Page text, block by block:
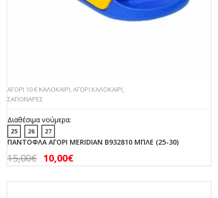
ΑΓΟΡΙ 10 € ΚΑΛΟΚΑΙΡΙ,ΑΓΟΡΙ ΚΑΛΟΚΑΙΡΙ,
ΣΑΓΙΟΝΑΡΕΣ
Διαθέσιμα νούμερα:
25 26 27
ΠΑΝΤΟΦΛΑ ΑΓΟΡΙ MERIDIAN B932810 ΜΠΛΕ (25-30)
15,00€ 10,00€